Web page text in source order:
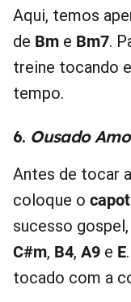
Aqui, temos
de Bm e Bm7.
treine tocando
tempo.
6. Ousado
Antes de tocar a
coloque o
sucesso
C#m, B4, A9 e E
tocado com a